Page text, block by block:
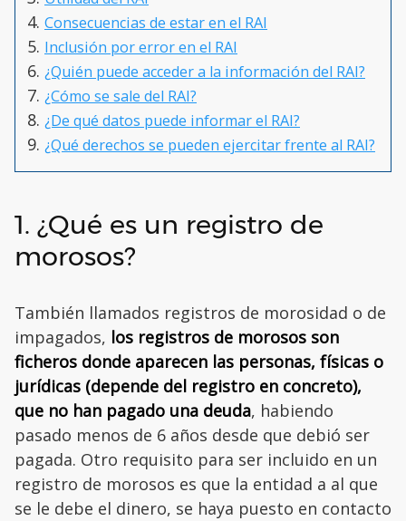
Consecuencias de estar en el RAI
Inclusión por error en el RAI
¿Quién puede acceder a la información del RAI?
¿Cómo se sale del RAI?
¿De qué datos puede informar el RAI?
¿Qué derechos se pueden ejercitar frente al RAI?
1. ¿Qué es un registro de
morosos?
También llamados registros de morosidad o de
impagados, los registros de morosos son
ficheros donde aparecen las personas, físicas o
jurídicas (depende del registro en concreto),
que no han pagado una deuda, habiendo
pasado menos de 6 años desde que debió ser
pagada. Otro requisito para ser incluido en un
registro de morosos es que la entidad a al que
se le debe el dinero, se haya puesto en contacto